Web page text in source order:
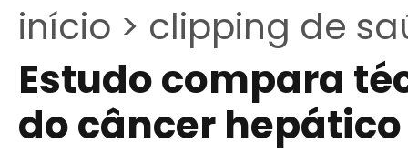
início > clipping de
Estudo compara
do câncer hepático